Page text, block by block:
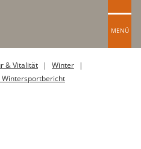
MENÜ
& Vitalität
Winter
Wintersportbericht